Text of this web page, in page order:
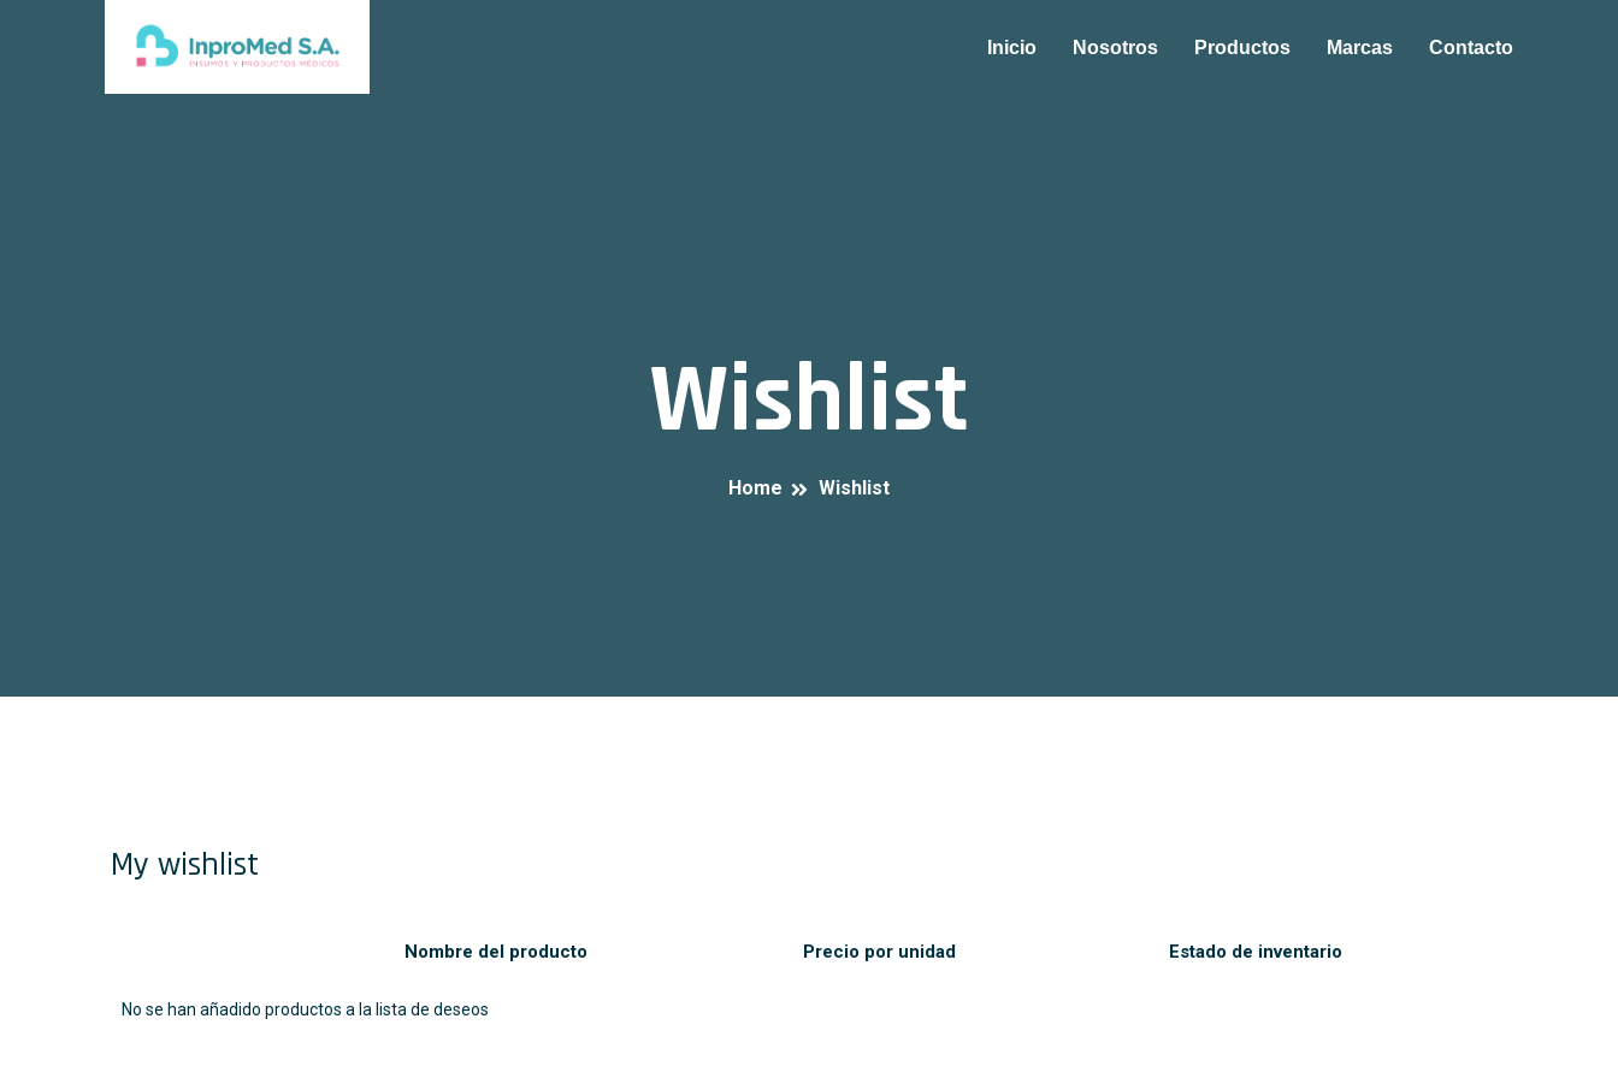
Inicio Nosotros Productos Marcas Contacto
Wishlist
Home Wishlist
My wishlist
Nombre del producto Precio por unidad Estado de inventario
No se han añadido productos a la lista de deseos